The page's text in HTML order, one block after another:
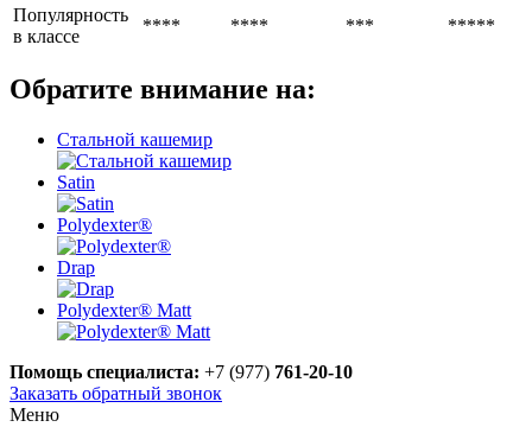
Популярность
в классе
**** **** *** *****
Обратите внимание на:
Стальной кашемир
Satin
Polydexter®
Drap
Polydexter® Matt
Помощь специалиста: +7 (977) 761-20-10
Заказать обратный звонок
Меню